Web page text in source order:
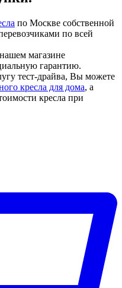
по Москве собственной
по всей
магазине
гарантию.
тест-драйва, Вы можете
кресла для дома, а
кресла при